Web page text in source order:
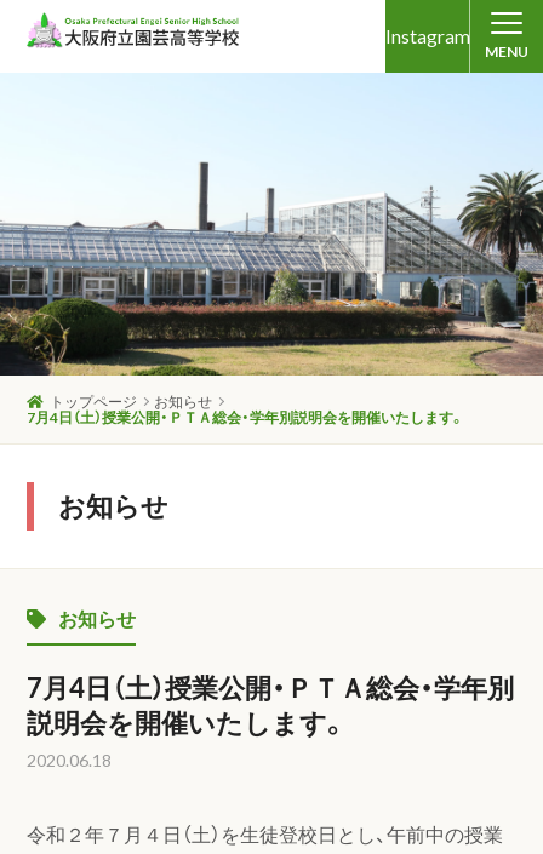
Instagram
MENU
トップページ
お知らせ
7月4日（土）授業公開・ＰＴＡ総会・学年別説明会を開催いたします。
お知らせ
お知らせ
7月4日（土）授業公開・ＰＴＡ総会・学年別
説明会を開催いたします。
2020.06.18
令和２年７月４日（土）を生徒登校日とし、午前中の授業